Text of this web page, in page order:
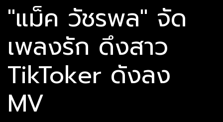
"แม็ค วัชรพล" จัด
เพลงรัก ดึงสาว
TikToker ดังลง
MV